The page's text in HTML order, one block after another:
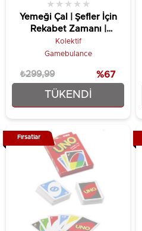
TÜKENDI
Yemeği Çal | Şefler İçin
Rekabet Zamanı |
Eğlenceli Kutu Oyunu
★ ★ ★ ★ ★
Kolektif
Gamebulance
₺99,90
₺299,99 %67
Fırsatlar